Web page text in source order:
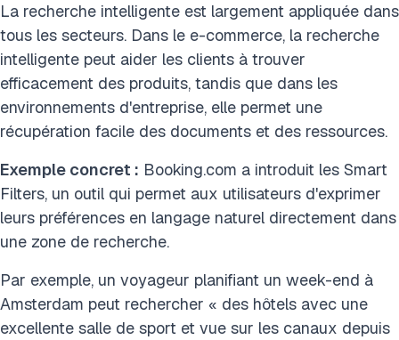
La recherche intelligente est largement appliquée dans
tous les secteurs. Dans le e-commerce, la recherche
intelligente peut aider les clients à trouver
efficacement des produits, tandis que dans les
environnements d'entreprise, elle permet une
récupération facile des documents et des ressources.
Exemple concret : Booking.com a introduit les Smart
Filters, un outil qui permet aux utilisateurs d'exprimer
leurs préférences en langage naturel directement dans
une zone de recherche.
Par exemple, un voyageur planifiant un week-end à
Amsterdam peut rechercher « des hôtels avec une
excellente salle de sport et vue sur les canaux depuis